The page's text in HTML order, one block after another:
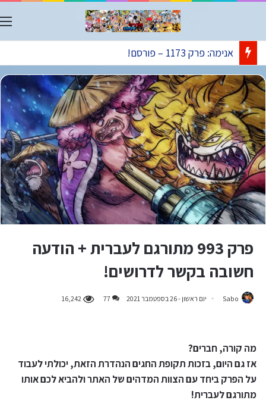
אנימה: פרק 1173 – פורסם!
פרק 993 מתורגם לעברית + הודעה
חשובה בקשר לדרושים!
Sabo יום ראשון - 26 בספטמבר 2021 77
16,242
מה קורה, חברים?
אז גם היום, בזכות תקופת החגים הנהדרת הזאת, יכולתי לעבוד
על הפרק ביחד עם הצוות המדהים של האתר ולהביא לכם אותו
מתורגם לעברית!